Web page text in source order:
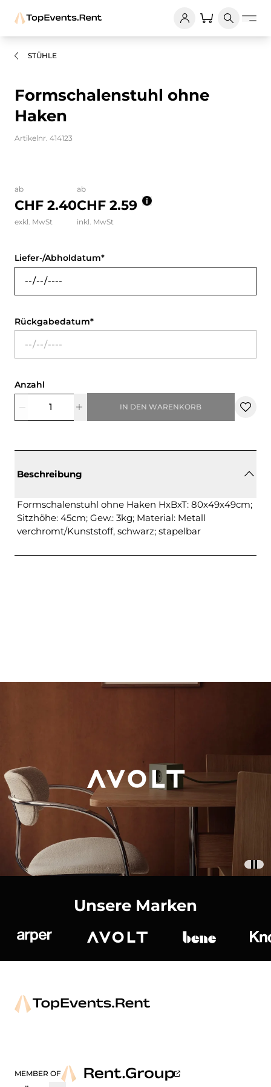
STÜHLE
Formschalenstuhl ohne
Haken
Artikelnr. 414123
ab
CHF 2.40
exkl. MwSt
ab
CHF 2.59
inkl. MwSt
Liefer-/Abholdatum
Rückgabedatum
Anzahl
IN DEN WARENKORB
Beschreibung
Formschalenstuhl ohne Haken HxBxT: 80x49x49cm;
Sitzhöhe: 45cm; Gew.: 3kg; Material: Metall
verchromt/Kunststoff, schwarz; stapelbar
Unsere Marken
MEMBER OF